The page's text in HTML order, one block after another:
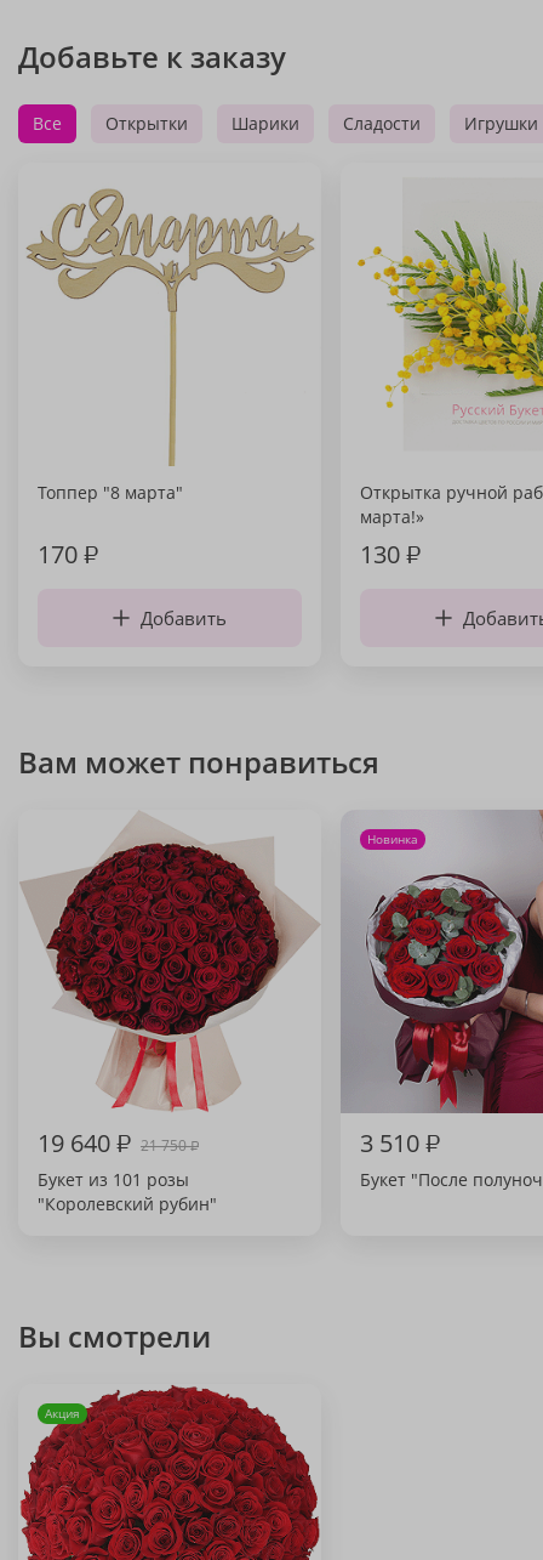
Добавьте к заказу
Все Открытки Шарики Сладости Игрушки
Топпер "8 марта"
170₽
Добавить
Открытка ручной
марта!»
130₽
Вам может понравиться
19 640₽ 21 750₽
Букет из 101 розы
"Королевский рубин"
Новинка
3 510₽
Букет "После
Вы смотрели
Акция